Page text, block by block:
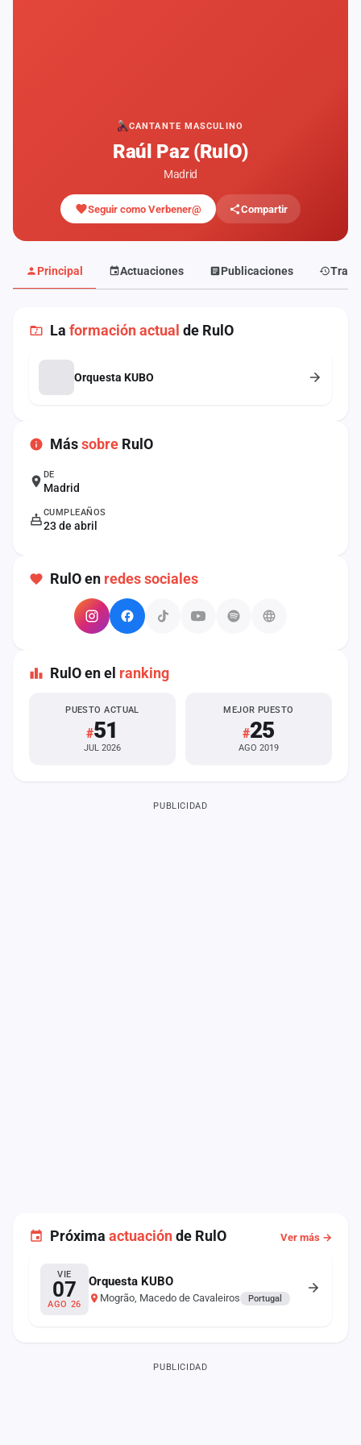
CANTANTE MASCULINO
Raúl Paz (RulO)
Madrid
Seguir como Verbener@ Compartir
Principal Actuaciones Publicaciones
Próxima actuaciónde RulO Ver más →
VIE
07
AGO 26
Orquesta KUBO
Mogrão, Macedo de Cavaleiros Portugal
PUBLICIDAD
La formación actual de RulO
Orquesta KUBO
Mássobre RulO
DE
Madrid
CUMPLEAÑOS
23 de abril
RulO en redes sociales
RulO en el ranking
PUESTO ACTUAL
#51
JUL 2026
MEJOR PUESTO
#25
AGO 2019
PUBLICIDAD
Rankings
Anuncios
sesión
Crear
Contacto